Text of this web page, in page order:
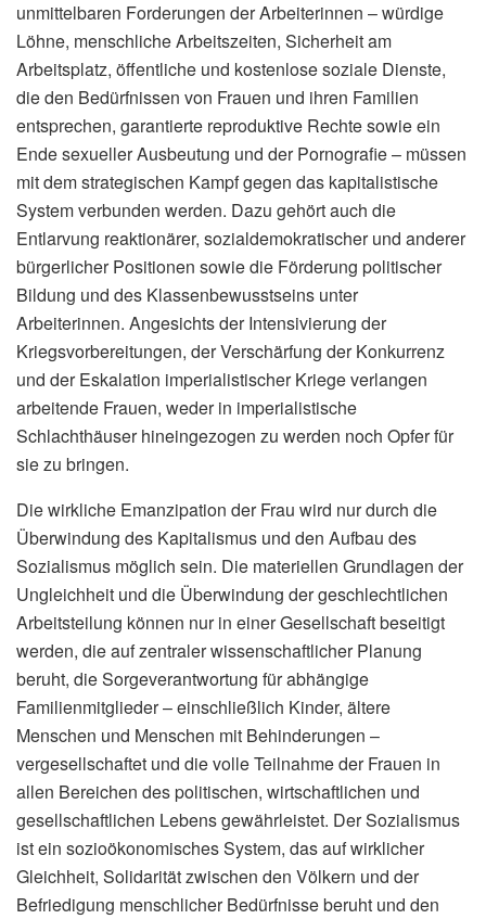
unmittelbaren Forderungen der Arbeiterinnen – würdige
Löhne, menschliche Arbeitszeiten, Sicherheit am
Arbeitsplatz, öffentliche und kostenlose soziale Dienste,
die den Bedürfnissen von Frauen und ihren Familien
entsprechen, garantierte reproduktive Rechte sowie ein
Ende sexueller Ausbeutung und der Pornografie – müssen
mit dem strategischen Kampf gegen das kapitalistische
System verbunden werden. Dazu gehört auch die
Entlarvung reaktionärer, sozialdemokratischer und anderer
bürgerlicher Positionen sowie die Förderung politischer
Bildung und des Klassenbewusstseins unter
Arbeiterinnen. Angesichts der Intensivierung der
Kriegsvorbereitungen, der Verschärfung der Konkurrenz
und der Eskalation imperialistischer Kriege verlangen
arbeitende Frauen, weder in imperialistische
Schlachthäuser hineingezogen zu werden noch Opfer für
sie zu bringen.
Die wirkliche Emanzipation der Frau wird nur durch die
Überwindung des Kapitalismus und den Aufbau des
Sozialismus möglich sein. Die materiellen Grundlagen der
Ungleichheit und die Überwindung der geschlechtlichen
Arbeitsteilung können nur in einer Gesellschaft beseitigt
werden, die auf zentraler wissenschaftlicher Planung
beruht, die Sorgeverantwortung für abhängige
Familienmitglieder – einschließlich Kinder, ältere
Menschen und Menschen mit Behinderungen –
vergesellschaftet und die volle Teilnahme der Frauen in
allen Bereichen des politischen, wirtschaftlichen und
gesellschaftlichen Lebens gewährleistet. Der Sozialismus
ist ein sozioökonomisches System, das auf wirklicher
Gleichheit, Solidarität zwischen den Völkern und der
Befriedigung menschlicher Bedürfnisse beruht und den